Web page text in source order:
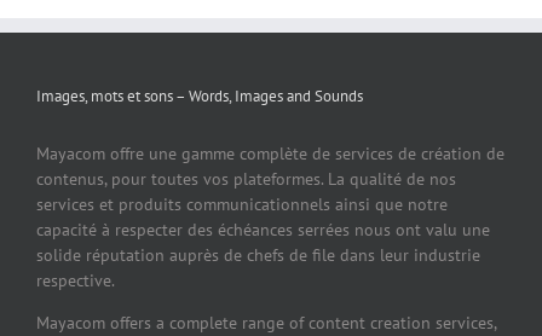
Images, mots et sons – Words, Images and Sounds
Mayacom offre une gamme complète de services de création de
contenus, pour toutes vos plateformes. La qualité de nos
services et produits communicationnels ainsi que notre
capacité à respecter des échéances serrées nous ont valu une
solide réputation auprès de chefs de file dans leur industrie
respective.
Mayacom offers a complete range of content creation services,